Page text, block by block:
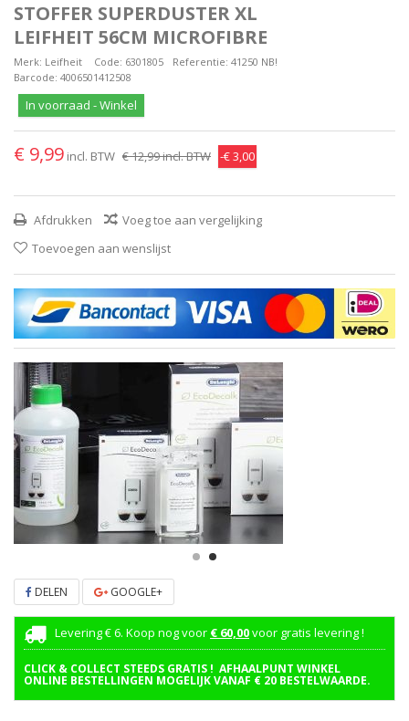
STOFFER SUPERDUSTER XL
LEIFHEIT 56CM MICROFIBRE
Merk: Leifheit Code: 6301805 Referentie: 41250 NB!
Barcode: 4006501412508
In voorraad - Winkel
€ 9,99 incl. BTW € 12,99incl. BTW -€ 3,00
Afdrukken
Voeg toe aan vergelijking
Toevoegen aan wenslijst
DELEN GOOGLE+
Levering € 6. Koop nog voor € 60,00voor gratis levering !
CLICK & COLLECT STEEDS GRATIS ! AFHAALPUNT WINKEL
ONLINE BESTELLINGEN MOGELIJK VANAF € 20 BESTELWAARDE.